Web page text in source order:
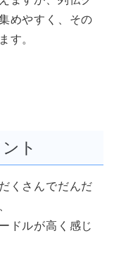
めやすく、その
す。
ト
くさんでだんだ
ドルが高く感じ